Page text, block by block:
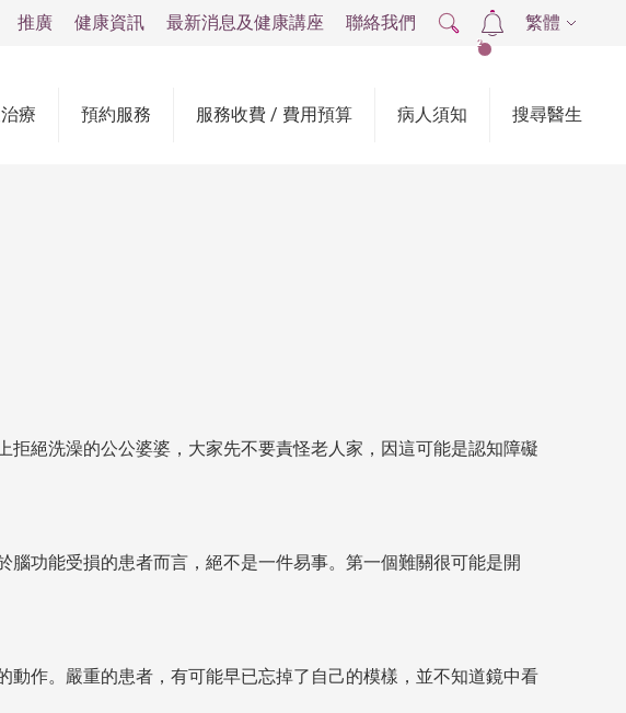
療 預約服務 服務收費 / 費用預算 病人須知 搜尋醫生
推廣 健康資訊 最新消息及健康講座 聯絡我們
2
繁體
拒絕洗澡的公公婆婆，大家先不要責怪老人家，因這可能是認知障礙
腦功能受損的患者而言，絕不是一件易事。第一個難關很可能是開
動作。嚴重的患者，有可能早已忘掉了自己的模樣，並不知道鏡中看